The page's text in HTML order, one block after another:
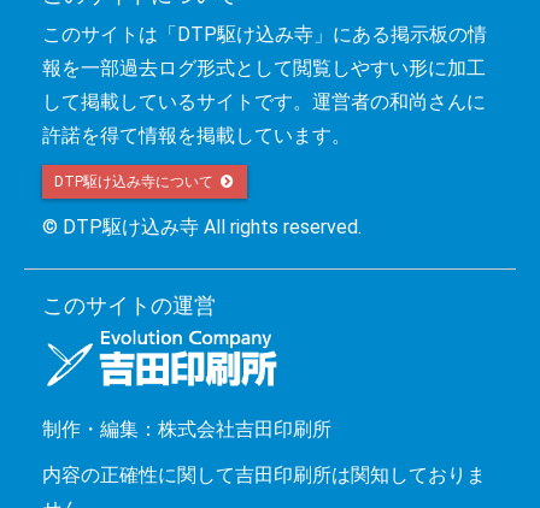
このサイトは「DTP駆け込み寺」にある掲示板の情
報を一部過去ログ形式として閲覧しやすい形に加工
して掲載しているサイトです。運営者の和尚さんに
許諾を得て情報を掲載しています。
DTP駆け込み寺について
© DTP駆け込み寺 All rights reserved.
このサイトの運営
制作・編集：株式会社吉田印刷所
内容の正確性に関して吉田印刷所は関知しておりま